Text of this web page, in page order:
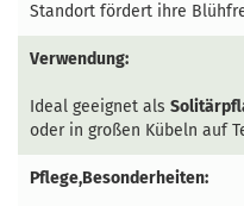
Standort fördert ihre
Verwendung:
Ideal geeignet als
oder in großen Kübeln auf
Pflege,Besonderheiten: